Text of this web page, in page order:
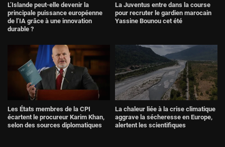
L’Islande peut-elle devenir la
principale puissance européenne
de l’IA grâce à une innovation
durable ?
La Juventus entre dans la course
pour recruter le gardien marocain
Yassine Bounou cet été
Les États membres de la CPI
écartent le procureur Karim Khan,
selon des sources diplomatiques
La chaleur liée à la crise climatique
aggrave la sécheresse en Europe,
alertent les scientifiques